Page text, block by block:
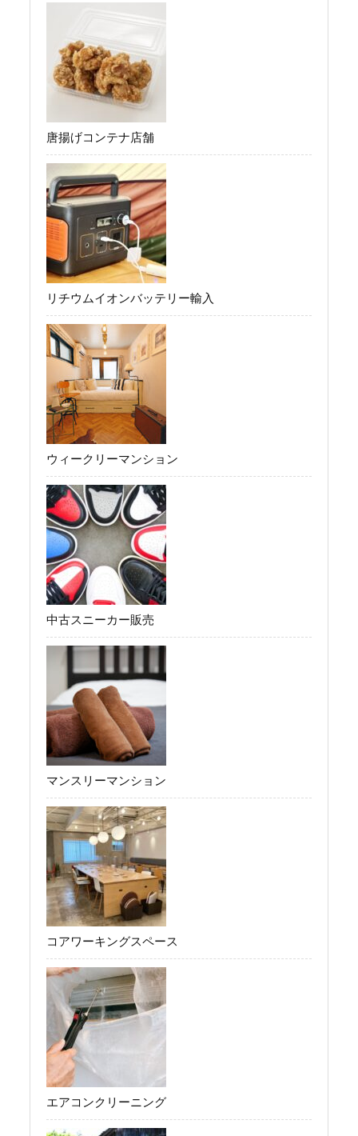
唐揚げコンテナ店舗
リチウムイオンバッテリー輸入
ウィークリーマンション
中古スニーカー販売
マンスリーマンション
コアワーキングスペース
エアコンクリーニング